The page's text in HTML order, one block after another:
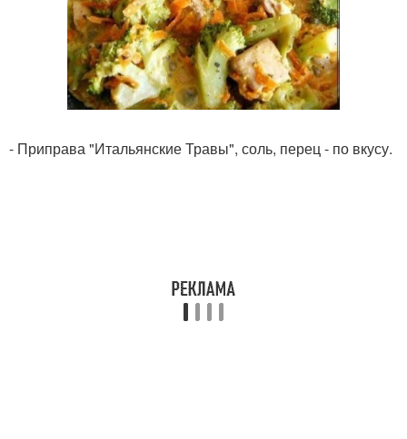
- Приправа "Итальянские Травы", соль, перец - по вкусу.